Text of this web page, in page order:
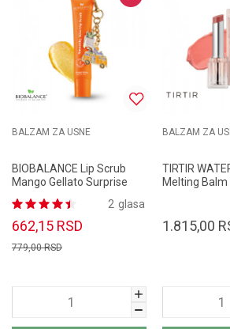
BALZAM ZA USNE
BIOBALANCE Lip Scrub
Mango Gellato Surprise
glasa
2
662,15 RSD
779,00RSD
BALZAM ZA
TIRTIR
Melting Balm
1.815,00